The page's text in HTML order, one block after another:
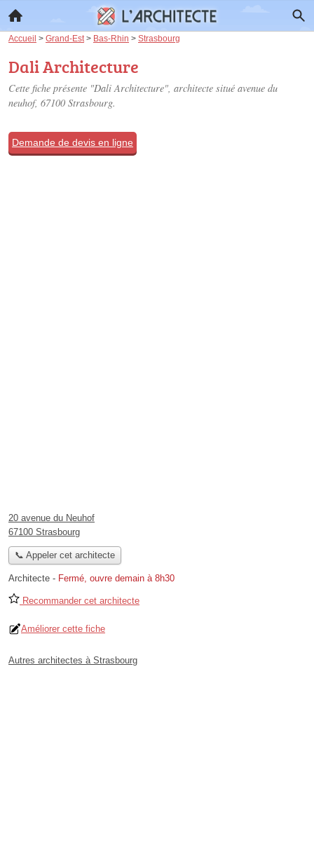
Accueil > Grand-Est > Bas-Rhin > Strasbourg
Dali Architecture
Cette fiche présente "Dali Architecture", architecte situé avenue du
neuhof, 67100 Strasbourg.
Demande de devis en ligne
20 avenue du Neuhof
67100 Strasbourg
📞 Appeler cet architecte
Architecte - Fermé, ouvre demain à 8h30
Recommander cet architecte
Améliorer cette fiche
Autres architectes à Strasbourg